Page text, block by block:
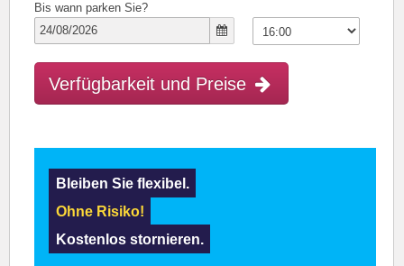
Bis wann parken Sie?
Verfügbarkeit und Preise
Bleiben Sie flexibel.
Ohne Risiko!
Kostenlos stornieren.